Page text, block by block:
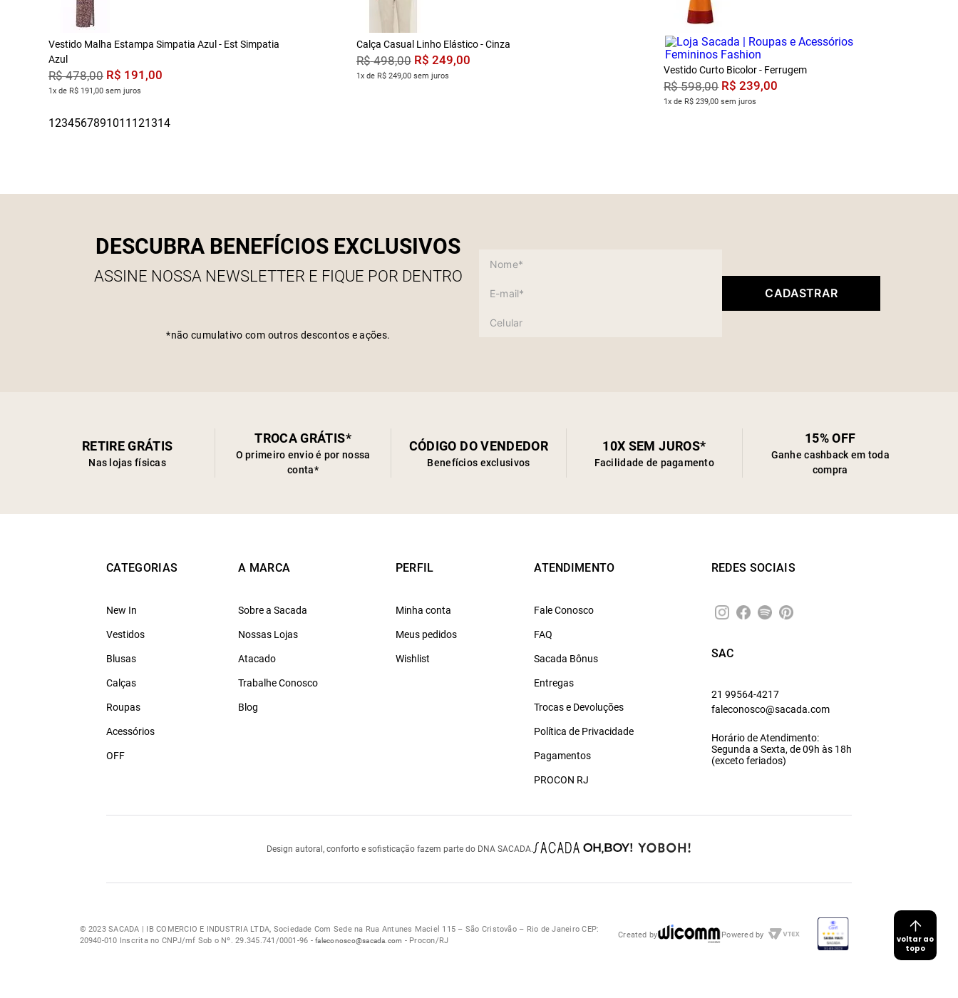
Vestido Malha Estampa Simpatia Azul - Est Simpatia
Azul
R$ 478,00 R$ 191 ,00
1x de R$ 191,00 sem juros
Calça Casual Linho Elástico - Cinza
R$ 498,00 R$ 249,00
1x de R$ 249,00 sem juros
Vestido Curto Bicolor - Ferrugem
R$ 598,00 R$ 239,00
1x de R$ 239,00 sem juros
voltar ao
topo
DESCUBRA BENEFÍCIOS EXCLUSIVOS
ASSINE NOSSA NEWSLETTER E FIQUE POR DENTRO
*não cumulativo com outros descontos e ações.
CADASTRAR
RETIRE GRÁTIS
Nas lojas físicas
TROCA GRÁTIS*
O primeiro envio é por nossa
conta*
CÓDIGO DO VENDEDOR
Benefícios exclusivos
10X SEM JUROS*
Facilidade de pagamento
15% OFF
Ganhe cashback em toda
compra
CATEGORIAS
New In
Vestidos
Blusas
Calças
Roupas
Acessórios
OFF
A MARCA
Sobre a Sacada
Nossas Lojas
Atacado
Trabalhe Conosco
Blog
PERFIL
Minha conta
Meus pedidos
Wishlist
ATENDIMENTO
Fale Conosco
FAQ
Sacada Bônus
Entregas
Trocas e Devoluções
Política de Privacidade
Pagamentos
PROCON RJ
REDES SOCIAIS
SAC
21 99564-4217
faleconosco@sacada.com
Horário de Atendimento:
Segunda a Sexta, de 09h às 18h
(exceto feriados)
Design autoral, conforto e sofisticação fazem parte do DNA SACADA.
© 2023 SACADA | IB COMERCIO E INDUSTRIA LTDA, Sociedade Com Sede na Rua Antunes Maciel 115 – São Cristovão – Rio de Janeiro CEP:
20940-010 Inscrita no CNPJ/mf Sob o Nº. 29.345.741/0001-96 -faleconosco@sacada.com - Procon/RJ
Created by Powered by